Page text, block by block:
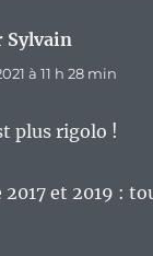
à 11 h 28 min
plus rigolo !
2017 et 2019 :